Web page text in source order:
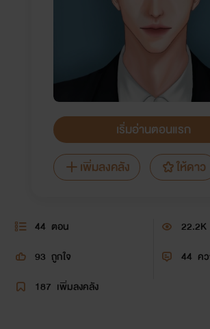
เริ่มอ่านตอนแรก
เพิ่มลงคลัง
ให้ดาว
44 ตอน 22.2K
93 ถูกใจ 44 ค
187 เพิ่มลงคลัง